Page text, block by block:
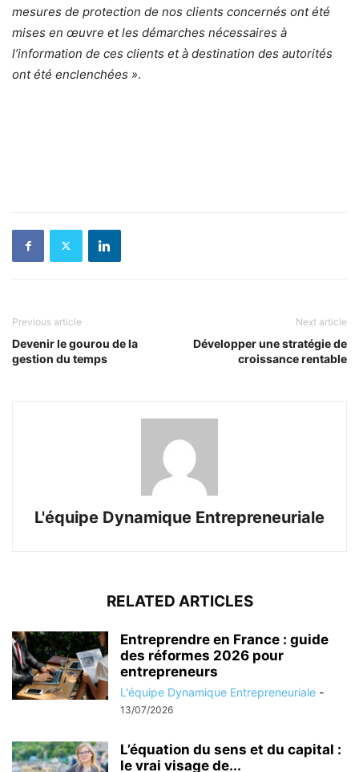
mesures de protection de nos clients concernés ont été
mises en œuvre et les démarches nécessaires à
l’information de ces clients et à destination des autorités
ont été enclenchées ».
Previous article
Devenir le gourou de la
gestion du temps
Next article
Développer une stratégie de
croissance rentable
L'équipe Dynamique Entrepreneuriale
RELATED ARTICLES
Entreprendre en France : guide
des réformes 2026 pour
entrepreneurs
L'équipe Dynamique Entrepreneuriale -
13/07/2026
L’équation du sens et du capital :
le vrai visage de...